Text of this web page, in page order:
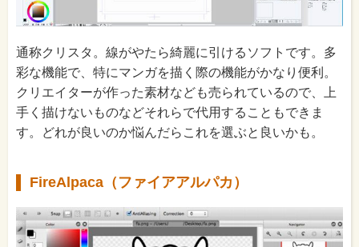
通称クリスタ。線がやたら綺麗に引けるソフトです。多
彩な機能で、特にマンガを描く際の機能がかなり便利。
クリエイターが作った素材なども売られているので、上
手く描けないものなどそれらで代用することもできま
す。どれが良いのか悩んだらこれを選ぶと良いかも。
FireAlpaca（ファイアアルパカ）